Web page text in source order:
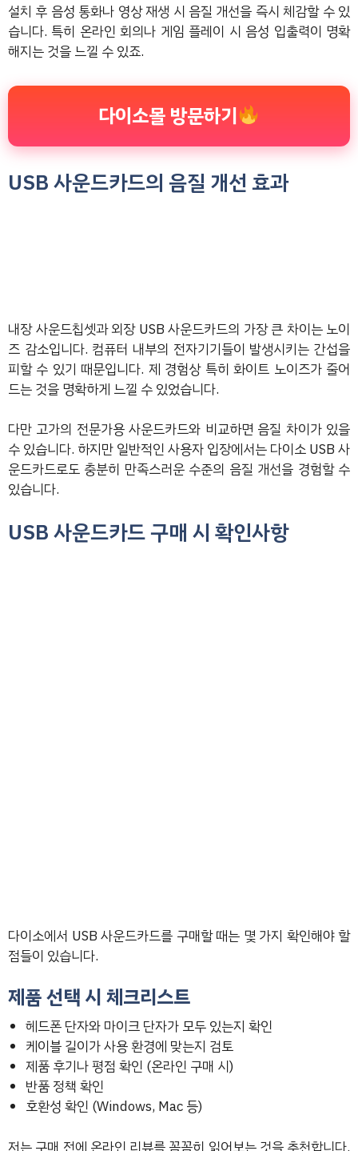
설치 후 음성 통화나 영상 재생 시 음질 개선을 즉시 체감할 수 있
습니다. 특히 온라인 회의나 게임 플레이 시 음성 입출력이 명확
해지는 것을 느낄 수 있죠.
다이소몰 방문하기
USB 사운드카드의 음질 개선 효과
내장 사운드칩셋과 외장 USB 사운드카드의 가장 큰 차이는 노이
즈 감소입니다. 컴퓨터 내부의 전자기기들이 발생시키는 간섭을
피할 수 있기 때문입니다. 제 경험상 특히 화이트 노이즈가 줄어
드는 것을 명확하게 느낄 수 있었습니다.
다만 고가의 전문가용 사운드카드와 비교하면 음질 차이가 있을
수 있습니다. 하지만 일반적인 사용자 입장에서는 다이소 USB 사
운드카드로도 충분히 만족스러운 수준의 음질 개선을 경험할 수
있습니다.
USB 사운드카드 구매 시 확인사항
다이소에서 USB 사운드카드를 구매할 때는 몇 가지 확인해야 할
점들이 있습니다.
제품 선택 시 체크리스트
헤드폰 단자와 마이크 단자가 모두 있는지 확인
케이블 길이가 사용 환경에 맞는지 검토
제품 후기나 평점 확인 (온라인 구매 시)
반품 정책 확인
호환성 확인 (Windows, Mac 등)
저는 구매 전에 온라인 리뷰를 꼼꼼히 읽어보는 것을 추천합니다.